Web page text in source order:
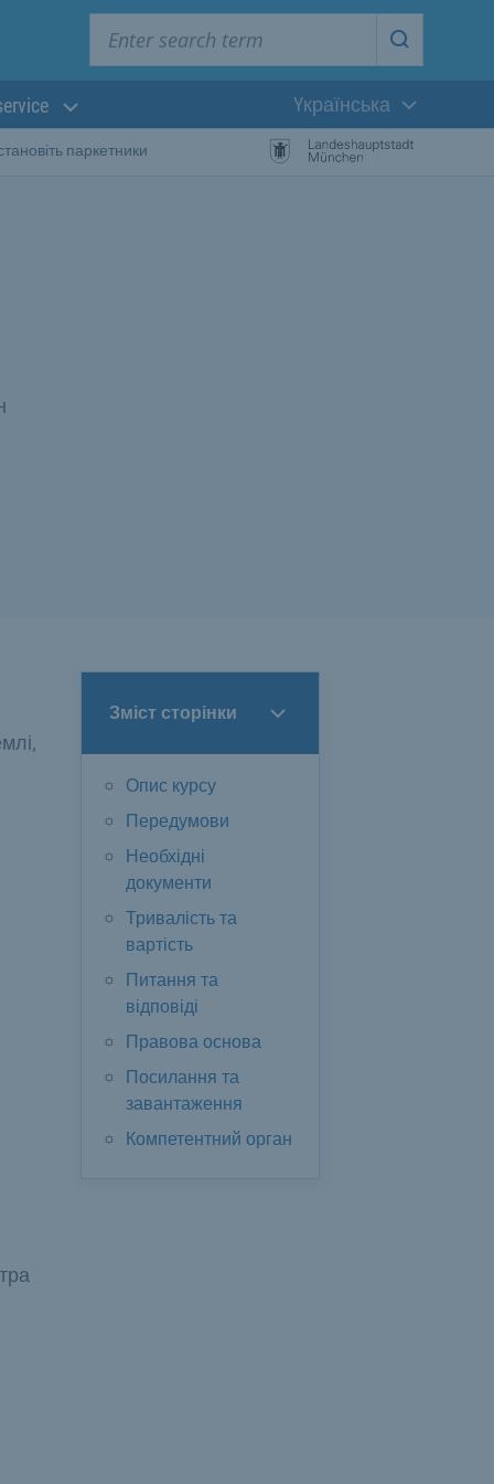
Start
Поточна мова:
Yкраїнська
паркетники
Зміст сторінки
Опис курсу
Передумови
Необхідні
документи
Тривалість та
вартість
Питання та
відповіді
Правова основа
Посилання та
завантаження
Компетентний орган